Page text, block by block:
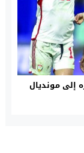
إلى مونديال